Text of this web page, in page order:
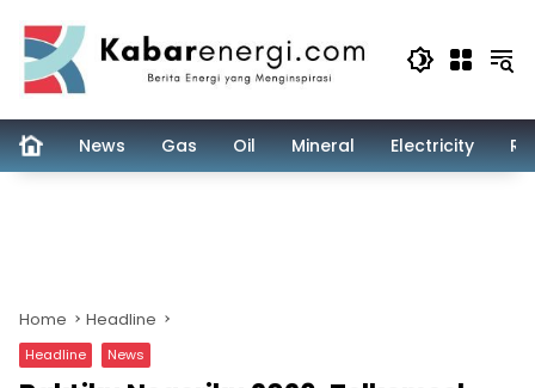
content
News Gas Oil Mineral Electricity
Home Headline
Headline News